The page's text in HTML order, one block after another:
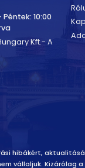
10:00
Kft.- A
vállalás
hibákért,
vállaljuk. Kizárólag